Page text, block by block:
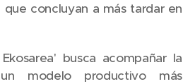
concluyan a más tardar en
busca acompañar la
modelo productivo más